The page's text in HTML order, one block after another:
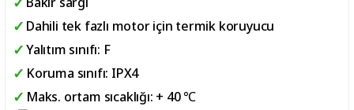
Dahili tek fazlı motor için termik koruyucu
Yalıtım sınıfı: F
Koruma sınıfı: IPX4
Maks. ortam sıcaklığı: + 40 ℃